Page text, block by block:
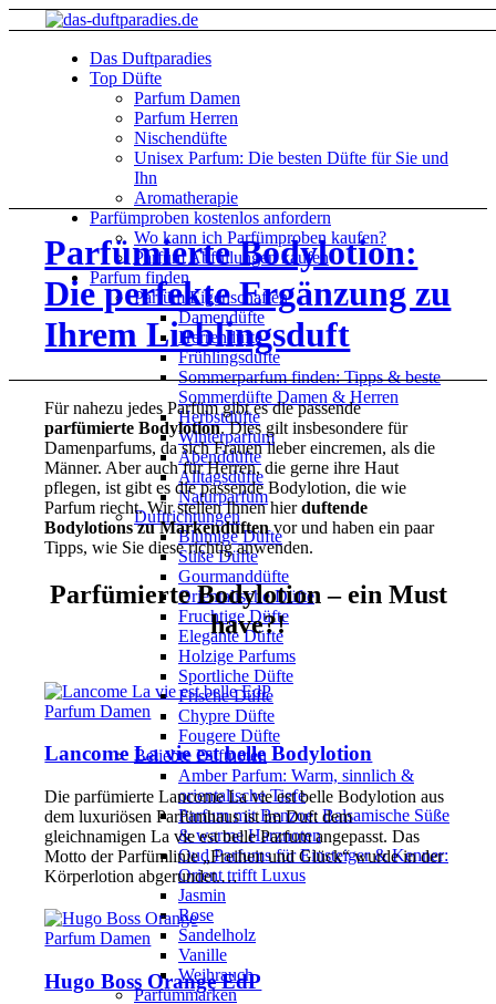
Das Duftparadies
Top Düfte
Parfum Damen
Parfum Herren
Nischendüfte
Unisex Parfum: Die besten Düfte für Sie und
Ihn
Aromatherapie
Parfümproben kostenlos anfordern
Wo kann ich Parfümproben kaufen?
Parfüm Abfüllungen kaufen
Parfum finden
Parfüm Eigenschaften
Damendüfte
Herrendüfte
Frühlingsdüfte
Sommerparfum finden: Tipps & beste
Sommerdüfte Damen & Herren
Herbstdüfte
Winterparfum
Abenddüfte
Alltagsdüfte
Naturparfüm
Duftrichtungen
Blumige Düfte
Süße Düfte
Gourmanddüfte
Orientalische Düfte
Fruchtige Düfte
Elegante Düfte
Holzige Parfums
Sportliche Düfte
Frische Düfte
Chypre Düfte
Fougere Düfte
Beliebte Duftnoten
Amber Parfum: Warm, sinnlich &
orientalische Tiefe
Parfum mit Benzoe: Balsamische Süße
& warme Harznoten
Oud Parfums für Einsteiger & Kenner:
Orient trifft Luxus
Jasmin
Rose
Sandelholz
Vanille
Weihrauch
Parfümmarken
Parfümierte Bodylotion:
Die perfekte Ergänzung zu
Ihrem Lieblingsduft
Für nahezu jedes Parfüm gibt es die passende
parfümierte Bodylotion. Dies gilt insbesondere für
Damenparfums, da sich Frauen lieber eincremen, als die
Männer. Aber auch für Herren, die gerne ihre Haut
pflegen, ist gibt es die passende Bodylotion, die wie
Parfum riecht. Wir stellen Ihnen hierduftende
Bodylotions zu Markendüftenvor und haben ein paar
Tipps, wie Sie diese richtig anwenden.
Parfümierte Bodylotion – ein Must
have?!
Parfum Damen
Lancome La vie est belle Bodylotion
Die parfümierte Lancome La vie est belle Bodylotion aus
dem luxuriösen Parfümhaus ist im Duft dem
gleichnamigen La vie est belle Parfum angepasst. Das
Motto der Parfümlinie „Freiheit und Glück“ wurde in der
Körperlotion abgerundet.…
Parfum Damen
Hugo Boss Orange EdP